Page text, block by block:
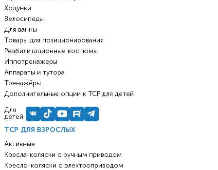
ТСР ДЛЯ ВЗРОСЛЫХ
Активные
Кресла-коляски с ручным приводом
Кресло-коляски с электроприводом
Ходунки
Велосипеды
Для ванны
Товары для позиционирования
Реабилитационные костюмы
Иппотренажёры
Аппараты и тутора
Тренажёры
Дополнительные опции к ТСР для детей
Для
детей